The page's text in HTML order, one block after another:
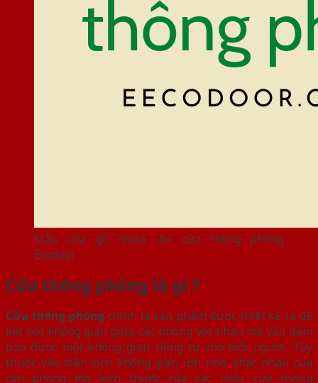
Mẫu cửa gỗ nhựa cho cửa thông phòng
Ecodoor
Cửa thông phòng là gì ?
Cửa thông phòng chính là sản phẩm được thiết kế ra để
kết nối không gian giữa các phòng với nhau mà vẫn đảm
bảo được một không gian riêng tư cho mỗi người. Tùy
thuộc vào diện tích không gian lớn nhỏ khác nhau của
căn phòng mà kích thước của các mẫu cửa thông